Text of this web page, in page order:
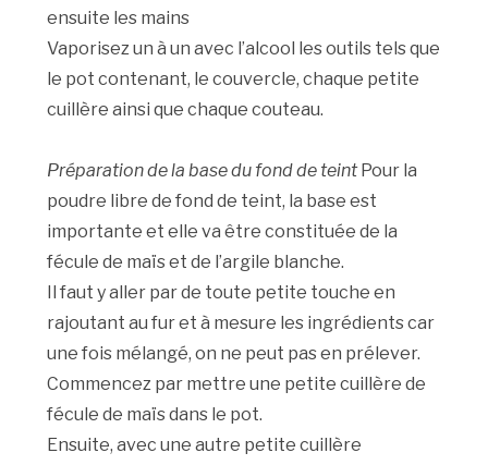
ensuite les mains
Vaporisez un à un avec l’alcool les outils tels que
le pot contenant, le couvercle, chaque petite
cuillère ainsi que chaque couteau.
Préparation de la base du fond de teintPour la
poudre libre de fond de teint, la base est
importante et elle va être constituée de la
fécule de maïs et de l’argile blanche.
Il faut y aller par de toute petite touche en
rajoutant au fur et à mesure les ingrédients car
une fois mélangé, on ne peut pas en prélever.
Commencez par mettre une petite cuillère de
fécule de maïs dans le pot.
Ensuite, avec une autre petite cuillère